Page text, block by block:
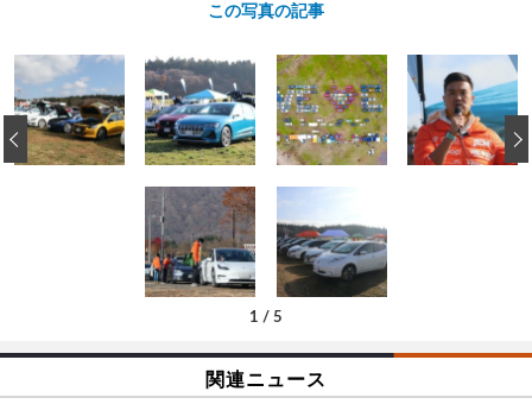
カーメーカー「旧車」関連プロジ
インタビュー
イベント告知 イベントレポート
この写真の記事
1 / 5
‹
関連ニュース